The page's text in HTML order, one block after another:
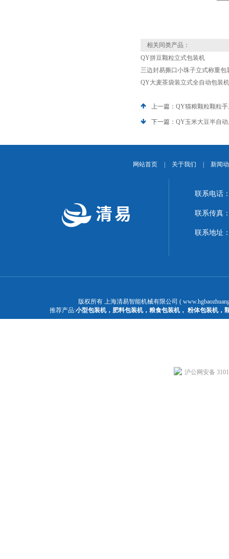
相关同类产品：
QY拼豆颗粒立式包装机
三边封易撕口小珠子立式称重包
QY大麦茶袋装立式全自动包装
上一篇： QY猫粮颗粒颗粒
下一篇： QY玉米大豆半自
网站首页 关于我们 新闻
联系电话
联系传真
联系地址
版权所有 上海清易智能机械有限公司 (
推荐产品:小型包装机， 肥料包装机， 粮食包装机， 粉体包装机，
沪公网安备